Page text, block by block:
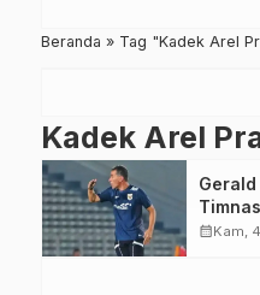
Beranda » Tag "Kadek Arel
Kadek Arel
Gerald
Kontra
calendar_monthKam,